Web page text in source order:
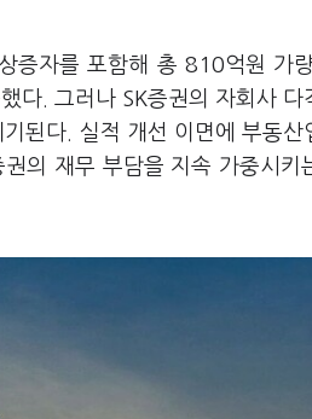
증자를 포함해 총 810억원 가
다. 그러나 SK증권의 자회사 다
된다. 실적 개선 이면에 부동산
의 재무 부담을 지속 가중시키